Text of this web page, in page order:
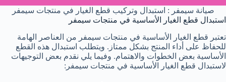
صيانة سيمفر : استبدال وتركيب قطع الغيار في منتجات سيمفر
استبدال قطع الغيار الأساسية في منتجات سيمفر
تعتبر قطع الغيار الأساسية في منتجات سيمفر من العناصر الهامة
للحفاظ على أداء المنتج بشكل ممتاز. ويتطلب استبدال هذه القطع
الأساسية بعض الخطوات والاهتمام. وفيما يلي نقدم بعض التوجيهات
لاستبدال قطع الغيار الأساسية في منتجات سيمفر: